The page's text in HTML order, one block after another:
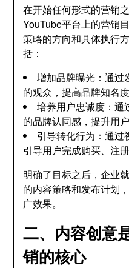
在开始任何形式的营销
YouTube平台上的营销
策略的方向和具体执行
括：
增加品牌曝光：通过
的观众，提高品牌知名度
培养用户忠诚度：通
的品牌认同感，提升用户
引导转化行为：通过
引导用户完成购买、注
明确了目标之后，企业
的内容策略和发布计划
广效果。
二、内容创意
销的核心